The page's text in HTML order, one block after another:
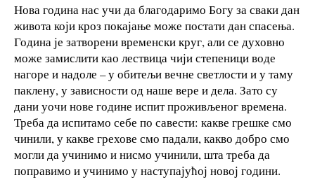
Нова година нас учи да благодаримо Богу за сваки дан
живота који кроз покајање може постати дан спасења.
Година је затворени временски круг, али се духовно
може замислити као лествица чији степеници воде
нагоре и надоле – у обитељи вечне светлости и у таму
паклену, у зависности од наше вере и дела. Зато су
дани уочи нове године испит проживљеног времена.
Треба да испитамо себе по савести: какве грешке смо
чинили, у какве грехове смо падали, какво добро смо
могли да учинимо и нисмо учинили, шта треба да
поправимо и учинимо у наступајућој новој години.